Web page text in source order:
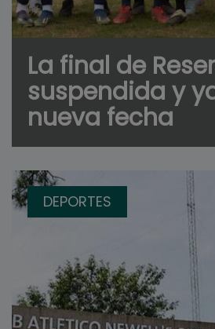
La final de
suspendida y
nueva fecha
DEPORTES